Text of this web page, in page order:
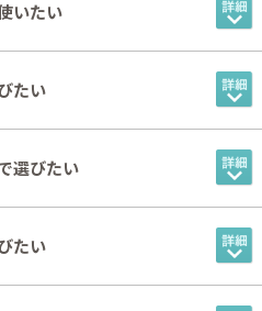
いたい
たい
選びたい
たい